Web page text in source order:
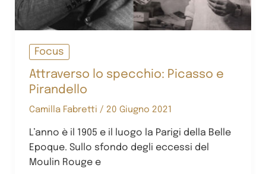
Focus
Attraverso lo specchio: Picasso e
Pirandello
Camilla Fabretti / 20 Giugno 2021
L’anno è il 1905 e il luogo la Parigi della Belle
Epoque. Sullo sfondo degli eccessi del
Moulin Rouge e